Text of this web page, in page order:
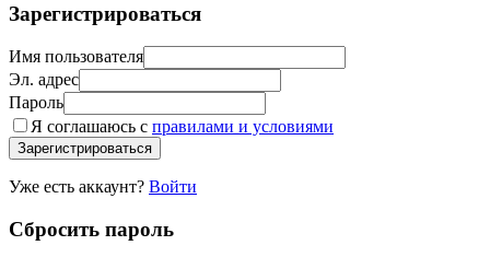
Зарегистрироваться
Имя пользователя
Эл. адрес
Пароль
Я соглашаюсь с правилами и условиями
Зарегистрироваться
Уже есть аккаунт? Войти
Сбросить пароль